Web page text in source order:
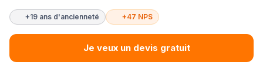
+19 ans d'ancienneté +47 NPS
Je veux un devis gratuit